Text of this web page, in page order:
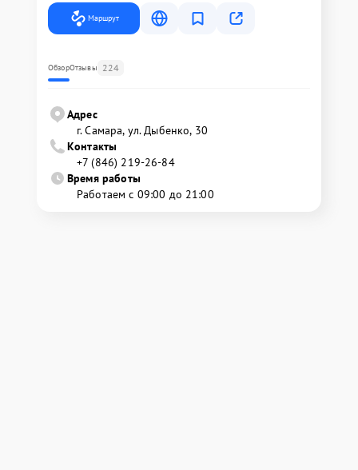
Маршрут
ОбзорОтзывы 224
Адрес
г. Самара, ул. Дыбенко, 30
Контакты
+7 (846) 219-26-84
Время работы
Работаем с 09:00 до 21:00